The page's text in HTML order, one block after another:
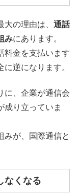
の理由は、 通話
みにあります。
料金を支払います
逆になります。
に、企業が通信会
成り立っていま
みが、国際通信と
なくなる